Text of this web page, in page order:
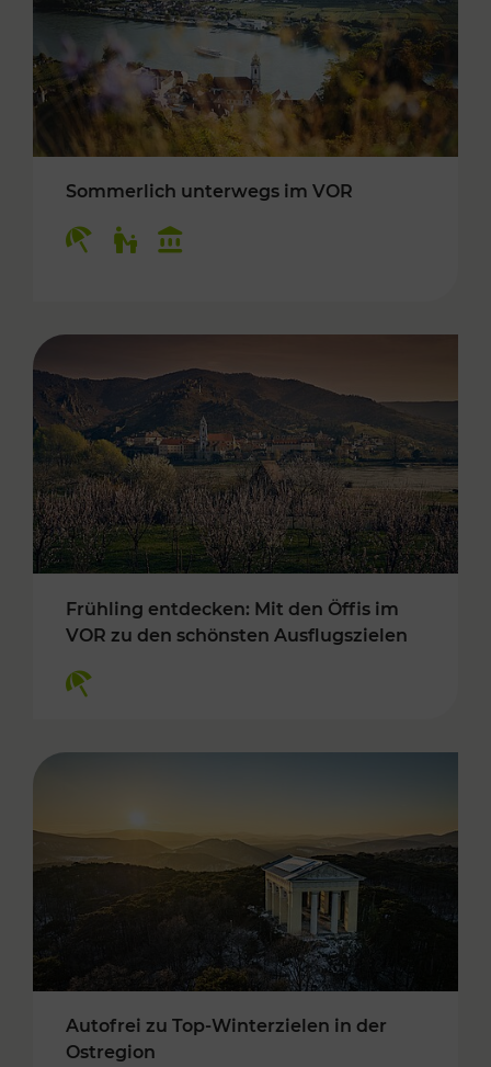
Sommerlich unterwegs im VOR
Frühling entdecken: Mit den Öffis im
VOR zu den schönsten Ausflugszielen
Autofrei zu Top-Winterzielen in der
Ostregion